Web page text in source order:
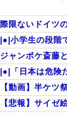
際限ないドイツ
|●|小学生の段階
ジャンポケ斎藤
|●|「日本は危険
【動画】半ケツ
【悲報】サイゼ